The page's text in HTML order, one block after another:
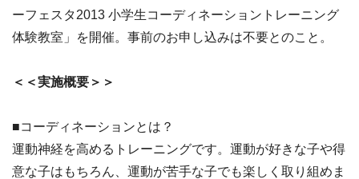
ーフェスタ2013 小学生コーディネーショントレーニング
体験教室」を開催。事前のお申し込みは不要とのこと。
＜＜実施概要＞＞
■コーディネーションとは？
運動神経を高めるトレーニングです。運動が好きな子や得
意な子はもちろん、運動が苦手な子でも楽しく取り組めま